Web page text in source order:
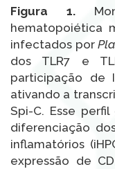
Figura 1.
hematopoiética
infectados por
dos TLR7 e
participação de
ativando a
Spi-C. Esse
diferenciação
inflamatórios
expressão de